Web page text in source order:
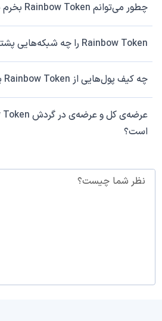
چطور می‌توانم Rainbow Token بخرم یا بفروشم؟
Rainbow Token را چه شبکه‌هایی پشتیبانی می‌کند؟
چه کیف پول‌هایی از Rainbow Token پشتیبانی می‌کنند؟
است؟
نظر شما چیست؟